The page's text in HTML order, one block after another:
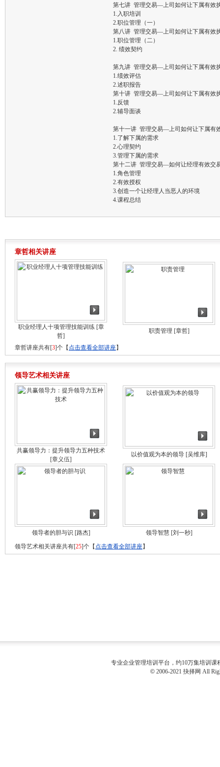
第七讲 管理交易—上司如何让下属有效
1.入职培训
2.职位管理（一）
第八讲 管理交易—上司如何让下属有效
1.职位管理（二）
2. 绩效契约
第九讲 管理交易—上司如何让下属有效
1.绩效评估
2.述职报告
第十讲 管理交易—上司如何让下属有效
1.反馈
2.辅导面谈
第十一讲 管理交易—上司如何让下属有
1.了解下属的需求
2.心理契约
3.管理下属的需求
第十二讲 管理交易—如何让经理有效交
1.角色管理
2.有效授权
3.创造一个让经理人当恶人的环境
4.课程总结
章哲相关讲座
职业经理人十项管理技能训练[章
哲]
职责管理 [章哲]
章哲讲座共有[3]个【 点击查看全部讲座】
领导艺术相关讲座
共赢领导力：提升领导力五种技术
[章义伍]
以价值观为本的领导[吴维库]
领导者的胆与识 [路杰] 领导智慧[刘一秒]
领导艺术相关讲座共有[25]个【 点击查看全部讲座】
专业企业管理培训 平台，约10万集培训课
© 2006-2021 抉择网 All